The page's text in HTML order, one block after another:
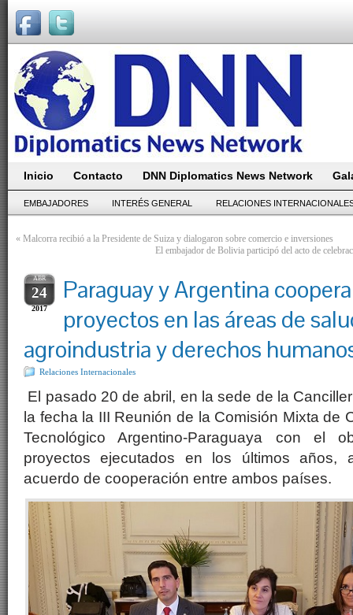
Inicio Contacto DNN Diplomatics News Network
EMBAJADORES INTERÉS GENERAL RELACIONES
« Malcorra recibió a la Presidente de Suiza y dialogaron sobre comercio e inversiones
El embajador de Bolivia participó del acto de
ABR
24
2017
Paraguay y Argentina
proyectos en las áreas de
agroindustria y derechos
Relaciones Internacionales
El pasado 20 de abril, en la sede de la
la fecha la III Reunión de la Comisión Mixta de
Tecnológico Argentino-Paraguaya con el
proyectos ejecutados en los últimos años,
acuerdo de cooperación entre ambos países.